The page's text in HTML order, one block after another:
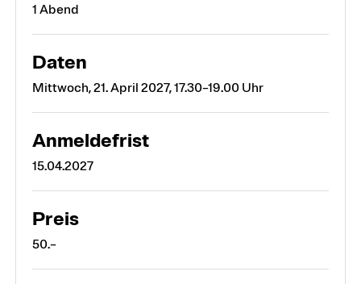
1 Abend
Daten
Mittwoch, 21. April 2027, 17.30–19.00 Uhr
Anmeldefrist
15.04.2027
Preis
50.–